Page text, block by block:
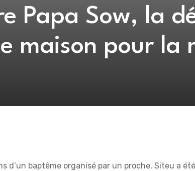
Papa Sow, la
maison pour la
d’un baptême organisé par un proche, Siteu a